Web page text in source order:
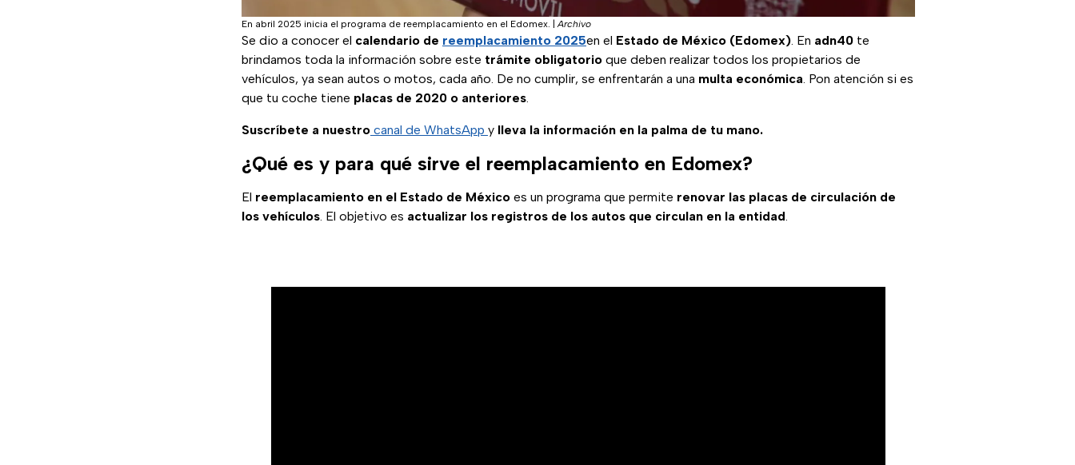
En abril 2025 inicia el programa de reemplacamiento en el Edomex. |Archivo
Se dio a conocer el calendario de reemplacamiento 2025en el Estado de México (Edomex). En adn40 te
brindamos toda la información sobre este trámite obligatorio que deben realizar todos los propietarios de
vehículos, ya sean autos o motos, cada año. De no cumplir, se enfrentarán a una multa económica. Pon atención si es
que tu coche tiene placas de 2020 o anteriores.
Suscríbete a nuestro canal de WhatsApp y lleva la información en la palma de tu mano.
¿Qué es y para qué sirve el reemplacamiento en Edomex?
El reemplacamiento en el Estado de México es un programa que permite renovar las placas de circulación de
los vehículos. El objetivo es actualizar los registros de los autos que circulan en la entidad.